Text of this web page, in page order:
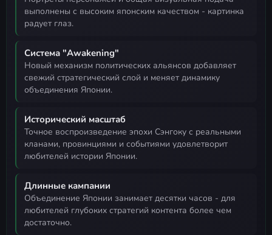
выполнены с высоким японским качеством - картинка
радует глаз.
Система "Awakening"
новый механизм политических альянсов добавляет
свежий стратегический слой и меняет динамику
объединения Японии.
Исторический масштаб
точное воспроизведение эпохи Сэнгоку с реальными
кланами, провинциями и событиями удовлетворит
любителей истории Японии.
Длинные кампании
объединение Японии занимает десятки часов - для
любителей глубоких стратегий контента более чем
достаточно.